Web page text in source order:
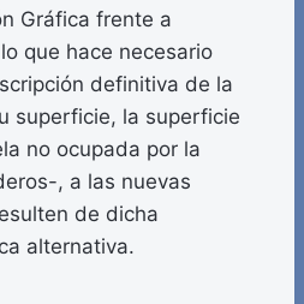
Gráfica frente a
que hace necesario
definitiva de la
superficie, la superficie
no ocupada por la
, a las nuevas
de dicha
alternativa.